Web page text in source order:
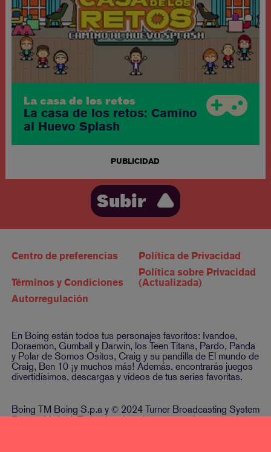
La casa de los retos
La casa de los retos: Camino
al Huevo Splash
PUBLICIDAD
Subir
Centro de preferencias Política de Privacidad
Términos y Condiciones
Política sobre Privacidad
(Actualizada)
Autorregulación
En Boing están todos tus personajes favoritos: Ivandoe,
Doraemon, Gumball y Darwin, los Teen Titans, Pardo, Panda
y Polar de Somos Ositos, Craig y su pandilla de El mundo de
Craig, Ben 10 ¡y muchos más! Además, encontrarás juegos
divertidísimos, descargas y vídeos de tus series favoritas.
Boing TM Boing S.p.a y © 2024 Turner Broadcasting System
Europe Limited. Todos los derechos reservados.